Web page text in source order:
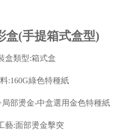
盒(手提箱式盒型)
盒類型:箱式盒
:160G綠色特種紙
部燙金-中盒選用金色特種紙
藝:面部燙金擊突